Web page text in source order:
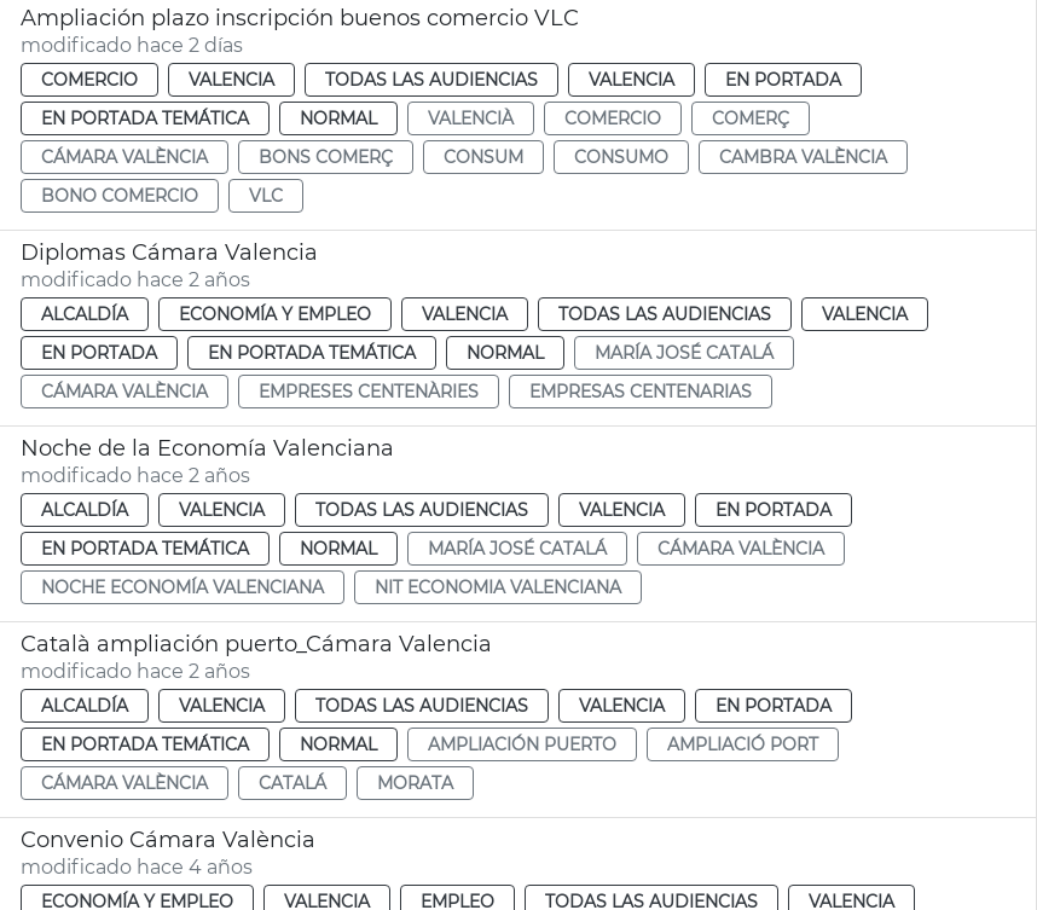
Ampliación plazo inscripción buenos comercio VLC
modificado hace 2 días
COMERCIO VALENCIA TODAS LAS AUDIENCIAS VALENCIA
EN PORTADA
EN PORTADA TEMÁTICA
NORMAL VALENCIÀ COMERCIO
COMERÇ
CÁMARA VALÈNCIA
BONS COMERÇ CONSUM CONSUMO
CAMBRA VALÈNCIA
BONO COMERCIO
VLC
Diplomas Cámara Valencia
modificado hace 2 años
ALCALDÍA ECONOMÍA Y EMPLEO VALENCIA TODAS LAS AUDIENCIAS
VALENCIA
EN PORTADA
EN PORTADA TEMÁTICA NORMAL
MARÍA JOSÉ CATALÁ
CÁMARA VALÈNCIA
EMPRESES CENTENÀRIES EMPRESAS CENTENARIAS
Noche de la Economía Valenciana
modificado hace 2 años
ALCALDÍA VALENCIA TODAS LAS AUDIENCIAS VALENCIA
EN PORTADA
EN PORTADA TEMÁTICA
NORMAL MARÍA JOSÉ CATALÁ
CÁMARA VALÈNCIA
NOCHE ECONOMÍA VALENCIANA
NIT ECONOMIA VALENCIANA
Català ampliación puerto_Cámara Valencia
modificado hace 2 años
ALCALDÍA VALENCIA TODAS LAS AUDIENCIAS VALENCIA
EN PORTADA
EN PORTADA TEMÁTICA
NORMAL AMPLIACIÓN PUERTO
AMPLIACIÓ PORT
CÁMARA VALÈNCIA
CATALÁ MORATA
Convenio Cámara València
modificado hace 4 años
ECONOMÍA Y EMPLEO VALENCIA EMPLEO TODAS LAS AUDIENCIAS
VALENCIA